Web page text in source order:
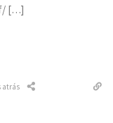
[…]
atrás